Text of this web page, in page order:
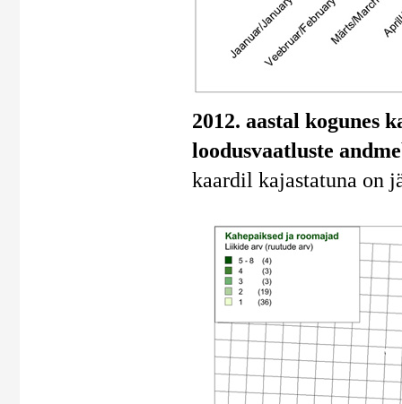
2012. aastal kogunes
loodusvaatluste
kaardil kajastatuna on